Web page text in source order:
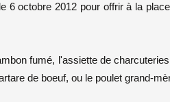
6 octobre 2012 pour offrir à la
fumé, l'assiette de
de boeuf, ou le poulet grand-